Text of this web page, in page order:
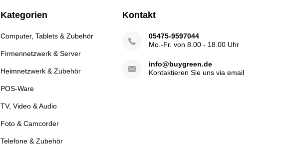
Kategorien
Computer, Tablets & Zubehör
Firmennetzwerk & Server
Heimnetzwerk & Zubehör
POS-Ware
TV, Video & Audio
Foto & Camcorder
Telefone & Zubehör
Kontakt
05475-9597044
Mo.-Fr. von 8.00 - 18.00 Uhr
info@buygreen.de
Kontaktieren Sie uns via email